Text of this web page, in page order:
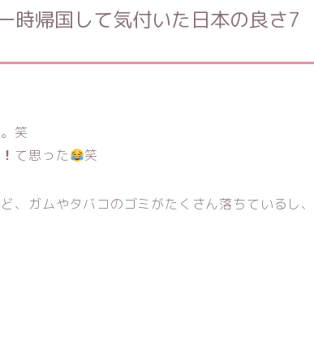
時帰国して気付いた日本の良さ7
笑
て思った 笑
、ガムやタバコのゴミがたくさん落ちているし、